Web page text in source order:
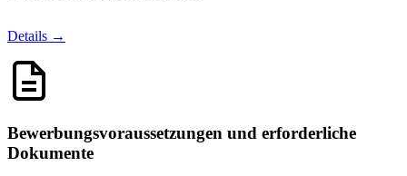
Details →
Bewerbungsvoraussetzungen und erforderliche
Dokumente